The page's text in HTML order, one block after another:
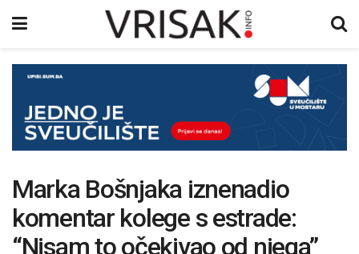
Marka Bošnjaka iznenadio
komentar kolege s estrade:
“Nisam to očekivao od njega”